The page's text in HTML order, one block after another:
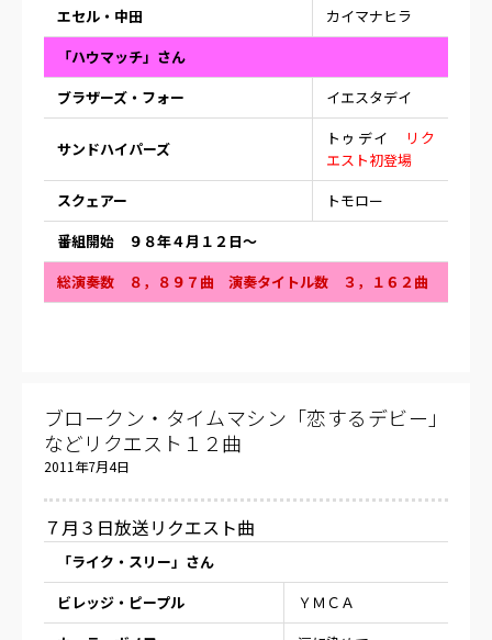
エセル・中田
カイマナヒラ
「ハウマッチ」さん
ブラザーズ・フォー
イエスタデイ
サンドハイパーズ
トゥデイ
リク
エスト初登場
スクェアー
トモロー
番組開始 ９８年４月１２日〜
総演奏数 ８，８９７曲 演奏タイトル数 ３，１６２曲
ブロークン・タイムマシン「恋するデビー」
などリクエスト１２曲
2011年7月4日
７月３日放送リクエスト曲
「ライク・スリー」さん
ビレッジ・ピープル
ＹＭＣＡ